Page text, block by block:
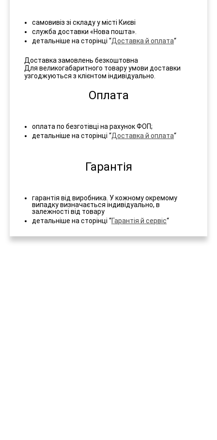
самовивіз зі складу у місті Києві
служба доставки «Нова пошта».
детальніше на сторінці “Доставка й оплата“
Доставка замовлень безкоштовна
Для великогабаритного товару умови доставки
узгоджуються з клієнтом індивідуально.
Оплата
оплата по безготівці на рахунок ФОП;
детальніше на сторінці “Доставка й оплата“
Гарантія
гарантія від виробника. У кожному окремому
випадку визначається індивідуально, в
залежності від товару
детальніше на сторінці “Гарантія й сервіс“